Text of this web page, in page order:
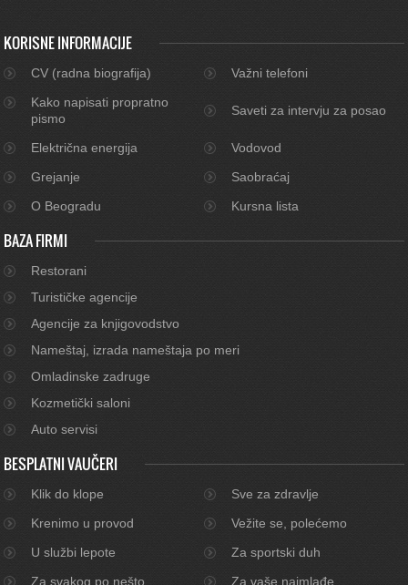
KORISNE INFORMACIJE
CV (radna biografija)
Važni telefoni
Kako napisati propratno
pismo
Saveti za intervju za posao
Električna energija
Vodovod
Grejanje
Saobraćaj
O Beogradu
Kursna lista
BAZA FIRMI
Restorani
Turističke agencije
Agencije za knjigovodstvo
Nameštaj, izrada nameštaja po meri
Omladinske zadruge
Kozmetički saloni
Auto servisi
BESPLATNI VAUČERI
Klik do klope
Sve za zdravlje
Krenimo u provod
Vežite se, polećemo
U službi lepote
Za sportski duh
Za svakog po nešto
Za vaše najmlađe